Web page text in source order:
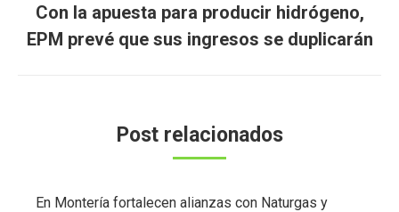
Publicación
siguiente:
Con la apuesta para producir hidrógeno,
EPM prevé que sus ingresos se duplicarán
Post relacionados
En Montería fortalecen alianzas con Naturgas y